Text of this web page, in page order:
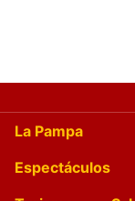
La Pampa
Espectáculos